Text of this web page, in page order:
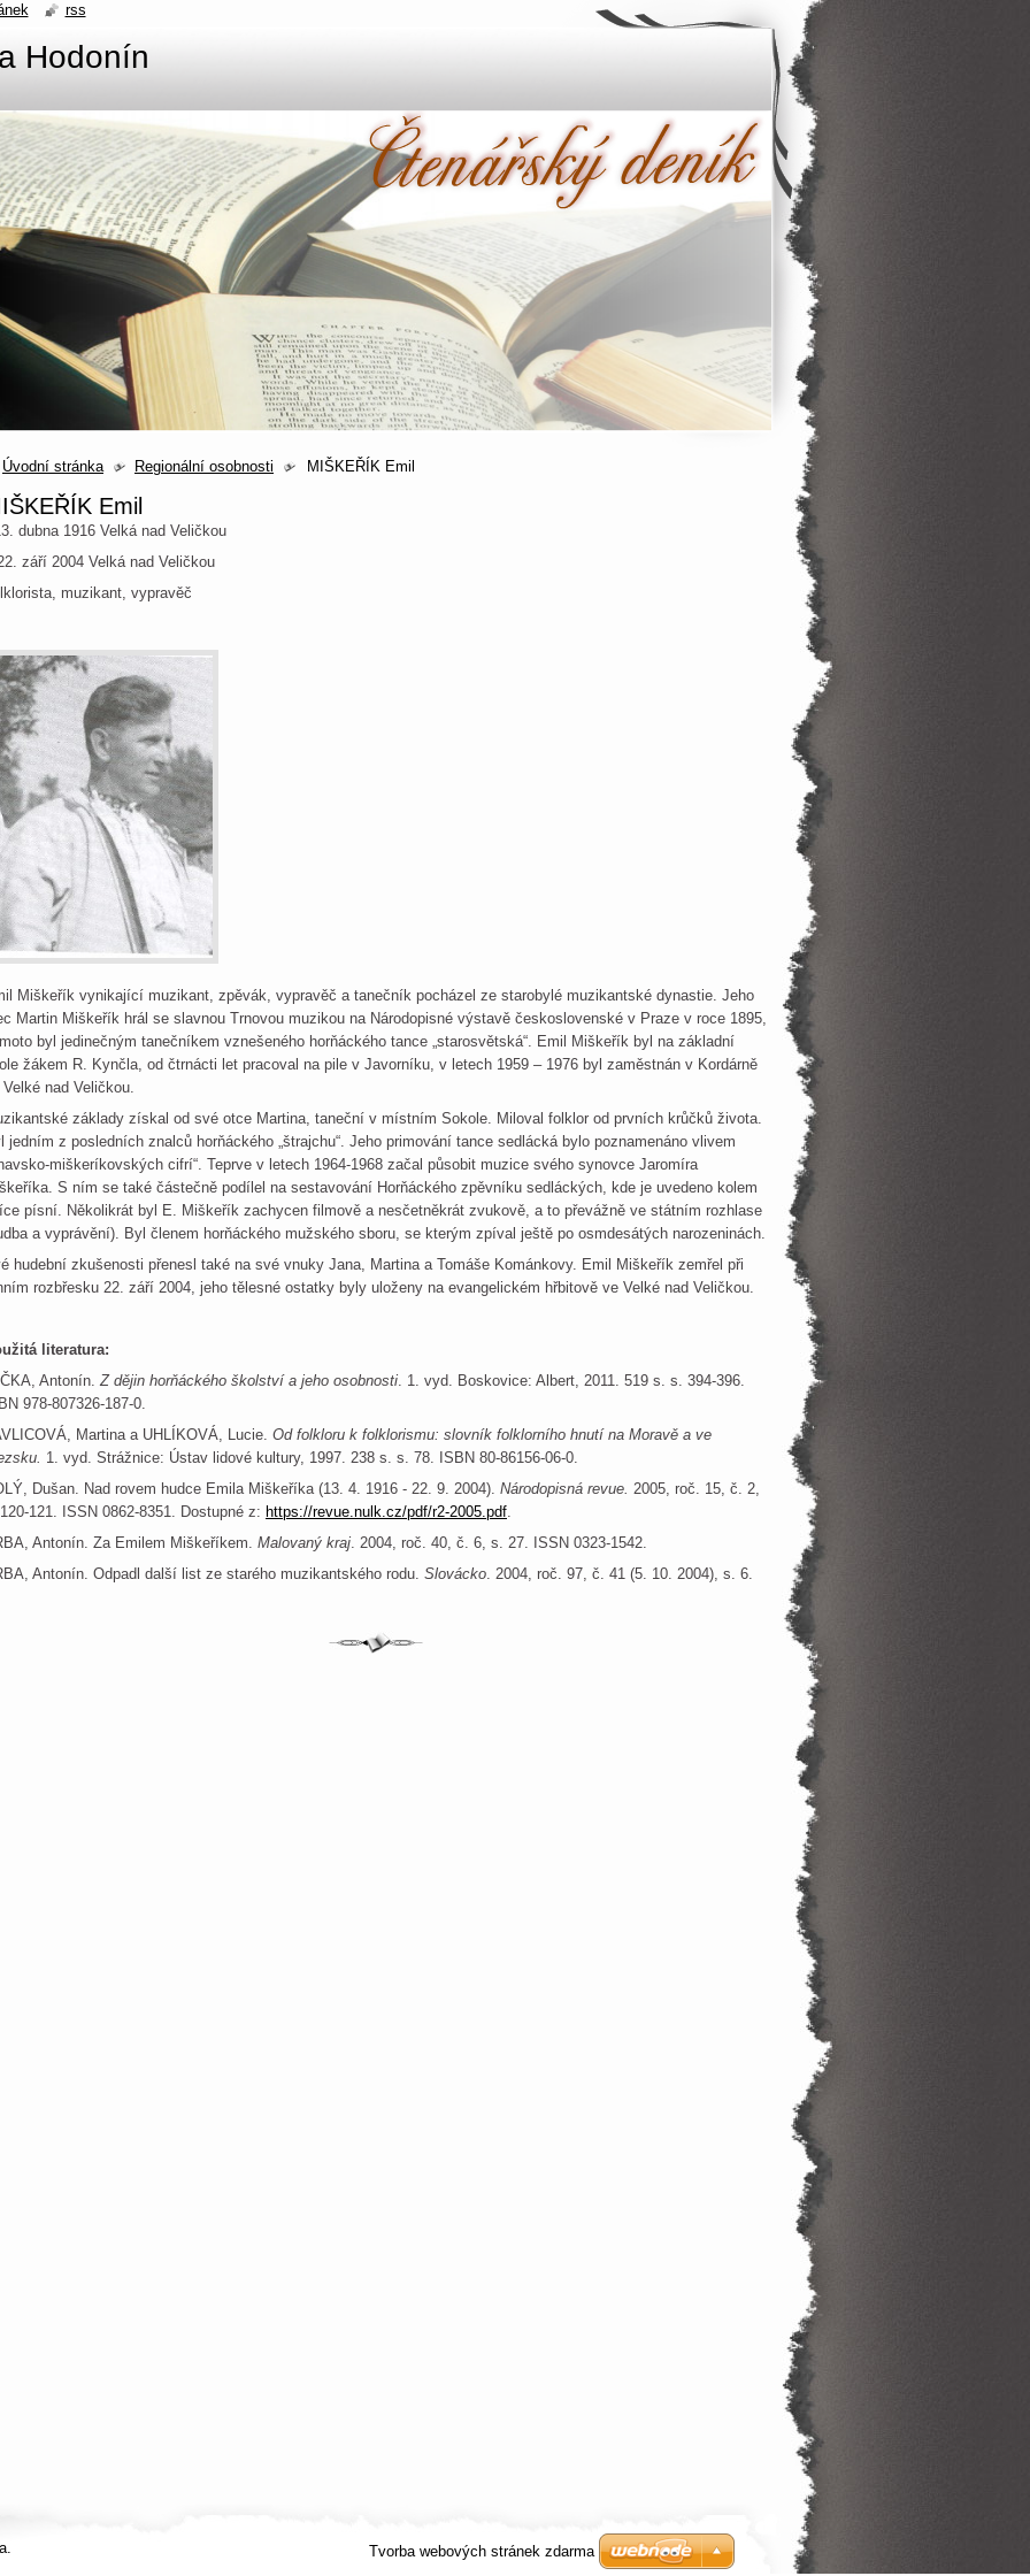
Hodonín
Úvodní stránka Regionální osobnosti MIŠKEŘÍK Emil
Emil
dubna 1916 Velká nad Veličkou
září 2004 Velká nad Veličkou
muzikant, vypravěč
Miškeřík vynikající muzikant, zpěvák, vypravěč a tanečník pocházel ze starobylé muzikantské dynastie. Jeho
Martin Miškeřík hrál se slavnou Trnovou muzikou na Národopisné výstavě československé v Praze v roce 1895,
byl jedinečným tanečníkem vznešeného horňáckého tance „starosvětská“. Emil Miškeřík byl na základní
žákem R. Kynčla, od čtrnácti let pracoval na pile v Javorníku, v letech 1959 – 1976 byl zaměstnán v Kordárně
nad Veličkou.
základy získal od své otce Martina, taneční v místním Sokole. Miloval folklor od prvních krůčků života.
jedním z posledních znalců horňáckého „štrajchu“. Jeho primování tance sedlácká bylo poznamenáno vlivem
miškeríkovských cifrí“. Teprve v letech 1964-1968 začal působit muzice svého synovce Jaromíra
S ním se také částečně podílel na sestavování Horňáckého zpěvníku sedláckých, kde je uvedeno kolem
písní. Několikrát byl E. Miškeřík zachycen filmově a nesčetněkrát zvukově, a to převážně ve státním rozhlase
a vyprávění). Byl členem horňáckého mužského sboru, se kterým zpíval ještě po osmdesátých narozeninách.
hudební zkušenosti přenesl také na své vnuky Jana, Martina a Tomáše Kománkovy. Emil Miškeřík zemřel při
rozbřesku 22. září 2004, jeho tělesné ostatky byly uloženy na evangelickém hřbitově ve Velké nad Veličkou.
literatura:
Antonín.Z dějin horňáckého školství a jeho osobnosti. 1. vyd. Boskovice: Albert, 2011. 519 s. s. 394-396.
978-807326-187-0.
Martina a UHLÍKOVÁ, Lucie. Od folkloru k folklorismu: slovník folklorního hnutí na Moravě a ve
1. vyd. Strážnice: Ústav lidové kultury, 1997. 238 s. s. 78. ISBN 80-86156-06-0.
Dušan. Nad rovem hudce Emila Miškeříka (13. 4. 1916 - 22. 9. 2004). Národopisná revue. 2005, roč. 15, č. 2,
121. ISSN 0862-8351. Dostupné z: https://revue.nulk.cz/pdf/r2-2005.pdf.
Antonín. Za Emilem Miškeříkem. Malovaný kraj. 2004, roč. 40, č. 6, s. 27. ISSN 0323-1542.
Antonín. Odpadl další list ze starého muzikantského rodu. Slovácko. 2004, roč. 97, č. 41 (5. 10. 2004), s. 6.
rss
Tvorba webových stránek zdarma